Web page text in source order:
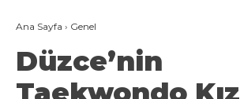
Ana Sayfa › Genel
Düzce’nin